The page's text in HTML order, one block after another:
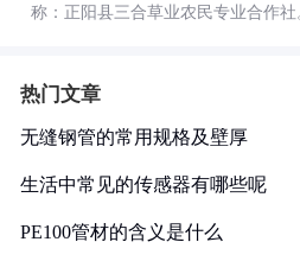
称：正阳县三合草业农民专业合作社
热门文章
无缝钢管的常用规格及壁厚
生活中常见的传感器有哪些呢
PE100管材的含义是什么